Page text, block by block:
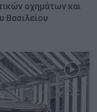
οχημάτων και
Βασιλείου